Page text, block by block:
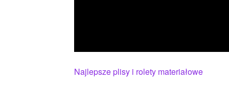
Najlepsze plisy i rolety materiałowe